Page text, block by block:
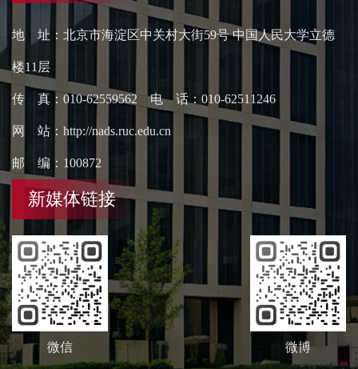
地 址：北京市海淀区中关村大街59号 中国人民大学立德
楼11层
传 真：010-62559562 电 话：010-62511246
网 站：http://nads.ruc.edu.cn
邮 编：100872
新媒体链接
微信 微博